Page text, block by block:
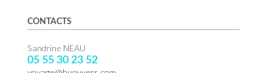
CONTACTS
Sandrine NEAU
05 55 30 23 52